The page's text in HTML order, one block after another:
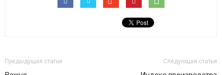
Предыдущая статья Следующая статья